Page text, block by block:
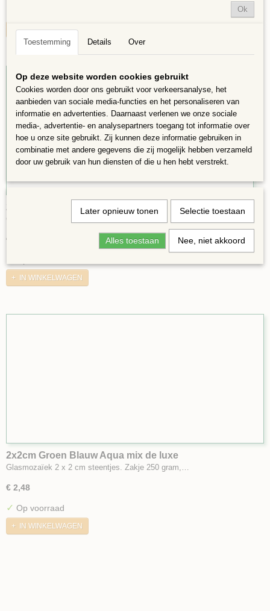
IN WINKELWAGEN
2x2cm Blauw mix de luxe
Glasmozaïek 2 x 2 cm steentjes. Zakje 250 gram,…
€ 2,48
IN WINKELWAGEN
2x2cm Groen Blauw Aqua mix de luxe
Glasmozaïek 2 x 2 cm steentjes. Zakje 250 gram,…
€ 2,48
✓ Op voorraad
IN WINKELWAGEN
Ok
Toestemming Details Over
Op deze website worden cookies gebruikt
Cookies worden door ons gebruikt voor verkeersanalyse, het
aanbieden van sociale media-functies en het personaliseren van
informatie en advertenties. Daarnaast verlenen we onze sociale
media-, advertentie- en analysepartners toegang tot informatie over
hoe u onze site gebruikt. Zij kunnen deze informatie gebruiken in
combinatie met andere gegevens die zij mogelijk hebben verzameld
door uw gebruik van hun diensten of die u hen hebt verstrekt.
Later opnieuw tonen Selectie toestaan
Alles toestaan Nee, niet akkoord